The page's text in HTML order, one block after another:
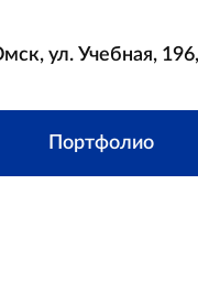
ул. Учебная,
Портфолио